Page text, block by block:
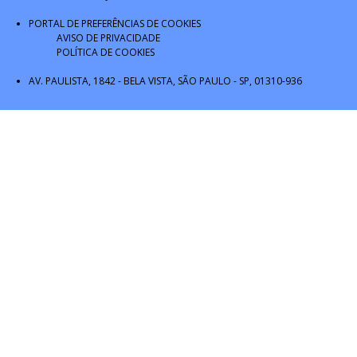
PORTAL DE PREFERÊNCIAS DE COOKIES
AVISO DE PRIVACIDADE
POLÍTICA DE COOKIES
AV. PAULISTA, 1842 - BELA VISTA, SÃO PAULO - SP, 01310-936